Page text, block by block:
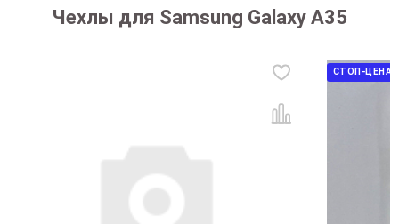
Чехлы для Samsung Galaxy A35
СТОП-ЦЕНА